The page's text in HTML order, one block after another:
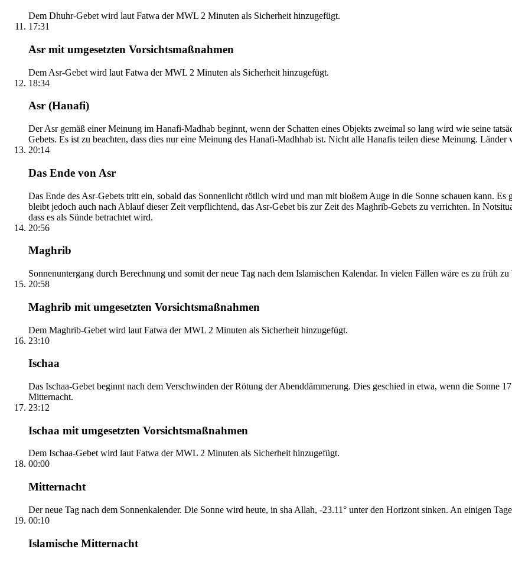
Dem Dhuhr-Gebet wird laut Fatwa der MWL 2 Minuten als Sicherheit hinzugefügt.
17:31
Asr mit umgesetzten Vorsichtsmaßnahmen
Dem Asr-Gebet wird laut Fatwa der MWL 2 Minuten als Sicherheit hinzugefügt.
18:34
Asr (Hanafi)
Der Asr gemäß einer Meinung im Hanafi-Madhab beginnt, wenn der Schatten eines Objekts zweimal so lang wird wie seine
Gebets. Es ist zu beachten, dass dies nur eine Meinung des Hanafi-Madhhab ist. Nicht alle Hanafis teilen diese Meinung.
20:14
Das Ende von Asr
Das Ende des Asr-Gebets tritt ein, sobald das Sonnenlicht rötlich wird und man mit bloßem Auge in die Sonne schauen kann.
bleibt jedoch auch nach Ablauf dieser Zeit verpflichtend, das Asr-Gebet bis zur Zeit des Maghrib-Gebets zu verrichten. In
dass es als Sünde betrachtet wird.
20:56
Maghrib
Sonnenuntergang durch Berechnung und somit der neue Tag nach dem Islamischen Kalendar. In vielen Fällen wäre es zu früh
20:58
Maghrib mit umgesetzten Vorsichtsmaßnahmen
Dem Maghrib-Gebet wird laut Fatwa der MWL 2 Minuten als Sicherheit hinzugefügt.
23:10
Ischaa
Das Ischaa-Gebet beginnt nach dem Verschwinden der Rötung der Abenddämmerung. Dies geschied in etwa, wenn die Sonne
Mitternacht.
23:12
Ischaa mit umgesetzten Vorsichtsmaßnahmen
Dem Ischaa-Gebet wird laut Fatwa der MWL 2 Minuten als Sicherheit hinzugefügt.
00:00
Mitternacht
Der neue Tag nach dem Sonnenkalender. Die Sonne wird heute, in sha Allah, -23.11° unter den Horizont sinken. An einigen
00:10
Islamische Mitternacht